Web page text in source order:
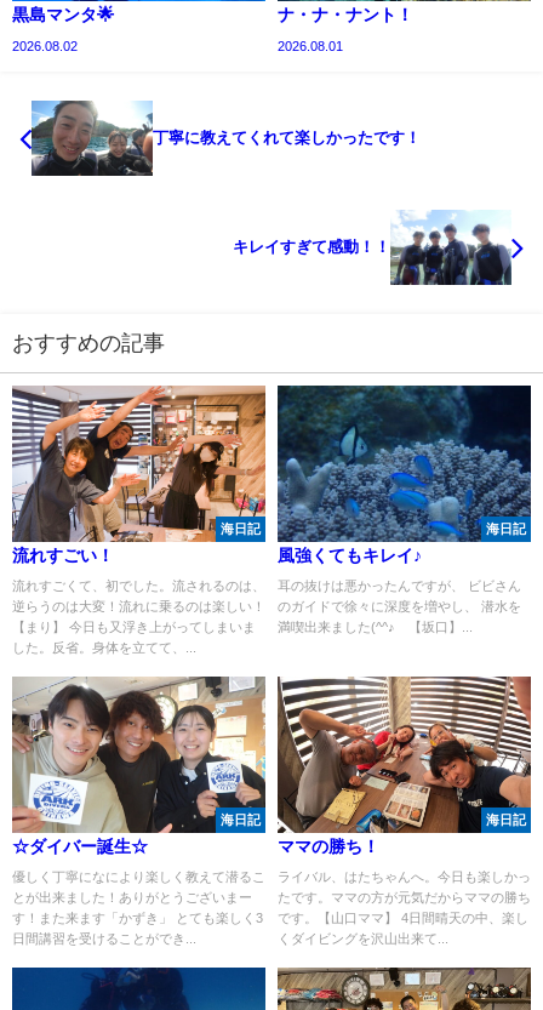
黒島マンタ🌟
2026.08.02
ナ・ナ・ナント！
2026.08.01
丁寧に教えてくれて楽しかったです！
キレイすぎて感動！！
おすすめの記事
海日記
流れすごい！
流れすごくて、初でした。流されるのは、
逆らうのは大変！流れに乗るのは楽しい！
【まり】 今日も又浮き上がってしまいま
した。反省。身体を立てて、...
海日記
風強くてもキレイ♪
耳の抜けは悪かったんですが、 ビビさん
のガイドで徐々に深度を増やし、 潜水を
満喫出来ました(^^♪ 【坂口】...
海日記
☆ダイバー誕生☆
優しく丁寧になにより楽しく教えて潜るこ
とが出来ました！ありがとうございまー
す！また来ます「かずき」 とても楽しく3
日間講習を受けることができ...
海日記
ママの勝ち！
ライバル、はたちゃんへ。今日も楽しかっ
たです。ママの方が元気だからママの勝ち
です。【山口ママ】 4日間晴天の中、楽し
くダイビングを沢山出来て...